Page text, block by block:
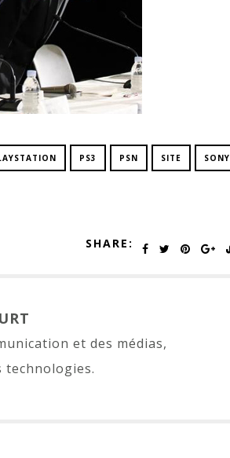
PS3 PSN SITE SONY
SHARE:
et des médias,
technologies.